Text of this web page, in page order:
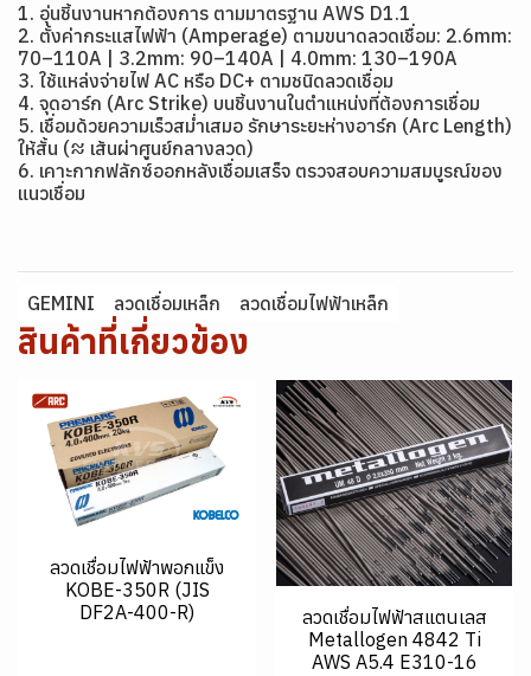
1. อุ่นชิ้นงานหากต้องการ ตามมาตรฐาน AWS D1.1
2. ตั้งค่ากระแสไฟฟ้า (Amperage) ตามขนาดลวดเชื่อม: 2.6mm:
70–110A | 3.2mm: 90–140A | 4.0mm: 130–190A
3. ใช้แหล่งจ่ายไฟ AC หรือ DC+ ตามชนิดลวดเชื่อม
4. จุดอาร์ก (Arc Strike) บนชิ้นงานในตำแหน่งที่ต้องการเชื่อม
5. เชื่อมด้วยความเร็วสม่ำเสมอ รักษาระยะห่างอาร์ก (Arc Length)
ให้สั้น (≈ เส้นผ่าศูนย์กลางลวด)
6. เคาะกากฟลักซ์ออกหลังเชื่อมเสร็จ ตรวจสอบความสมบูรณ์ของ
แนวเชื่อม
GEMINI ลวดเชื่อมเหล็ก ลวดเชื่อมไฟฟ้าเหล็ก
สินค้าที่เกี่ยวข้อง
ลวดเชื่อมไฟฟ้าพอกแข็ง
KOBE-350R (JIS
DF2A-400-R)
ลวดเชื่อมไฟฟ้าสแตนเลส
Metallogen 4842 Ti
AWS A5.4 E310-16